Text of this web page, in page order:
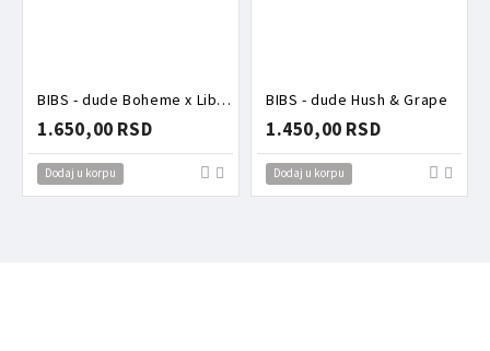
BIBS - dude Boheme x Liberty Oscar Meadow Blossom mix
1.650,00 RSD
Dodaj u korpu
BIBS - dude Hush & Grape
1.450,00 RSD
Dodaj u korpu